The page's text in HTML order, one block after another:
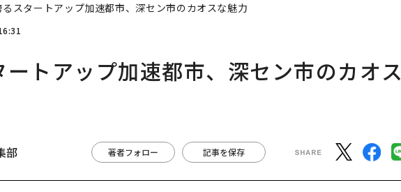
スタートアップ加速都市、深セン市のカオスな魅力
トアップ加速都市、深セン市のカオス
部 著者フォロー 記事を保存